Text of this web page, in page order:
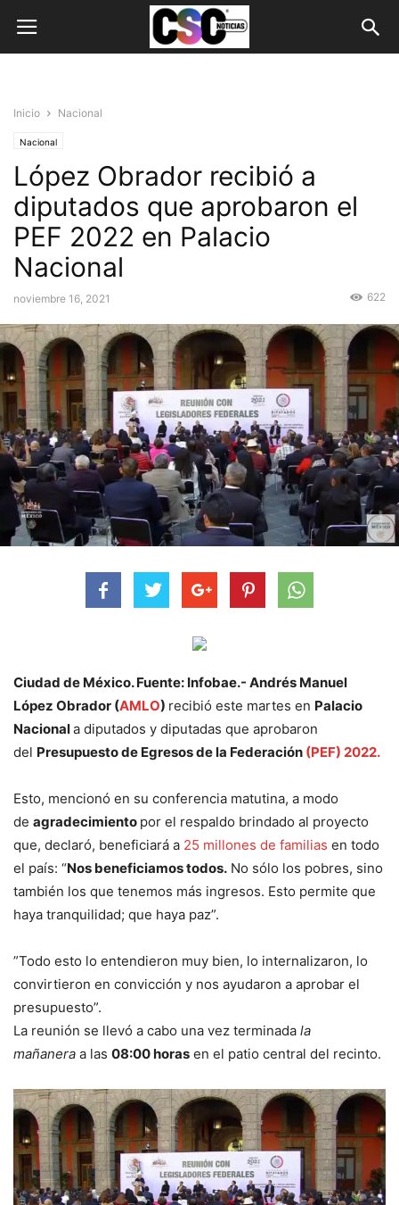
Inicio Nacional
Nacional
López Obrador recibió a
diputados que aprobaron el
PEF 2022 en Palacio
Nacional
noviembre 16, 2021 622
Ciudad de México. Fuente: Infobae.- Andrés Manuel
López Obrador (AMLO) recibió este martes en Palacio
Nacionala diputados y diputadas que aprobaron
del Presupuesto de Egresos de la Federación (PEF) 2022.
Esto, mencionó en su conferencia matutina, a modo
de agradecimiento por el respaldo brindado al proyecto
que, declaró, beneficiará a 25 millones de familias en todo
el país: “Nos beneficiamos todos. No sólo los pobres, sino
también los que tenemos más ingresos. Esto permite que
haya tranquilidad; que haya paz”.
”Todo esto lo entendieron muy bien, lo internalizaron, lo
convirtieron en convicción y nos ayudaron a aprobar el
presupuesto”.
La reunión se llevó a cabo una vez terminada la
mañanera a las 08:00 horas en el patio central del recinto.